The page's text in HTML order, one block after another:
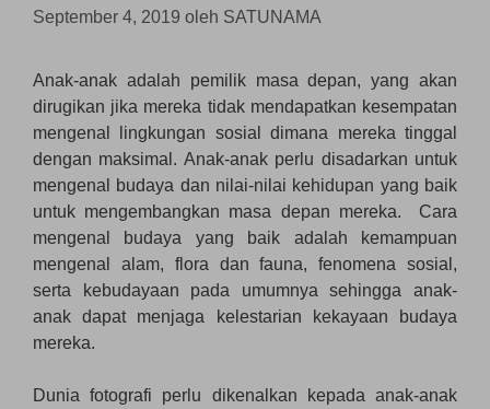
September 4, 2019 oleh SATUNAMA
Anak-anak adalah pemilik masa depan, yang akan
dirugikan jika mereka tidak mendapatkan kesempatan
mengenal lingkungan sosial dimana mereka tinggal
dengan maksimal. Anak-anak perlu disadarkan untuk
mengenal budaya dan nilai-nilai kehidupan yang baik
untuk mengembangkan masa depan mereka. Cara
mengenal budaya yang baik adalah kemampuan
mengenal alam, flora dan fauna, fenomena sosial,
serta kebudayaan pada umumnya sehingga anak-
anak dapat menjaga kelestarian kekayaan budaya
mereka.
Dunia fotografi perlu dikenalkan kepada anak-anak